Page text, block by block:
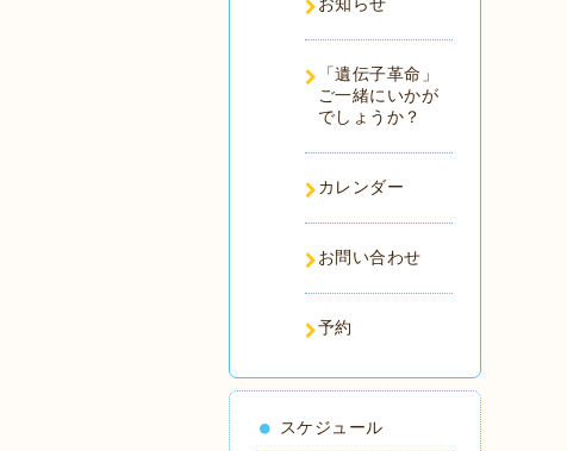
お知らせ
「遺伝子革命」
ご一緒にいかが
でしょうか？
カレンダー
お問い合わせ
予約
スケジュール